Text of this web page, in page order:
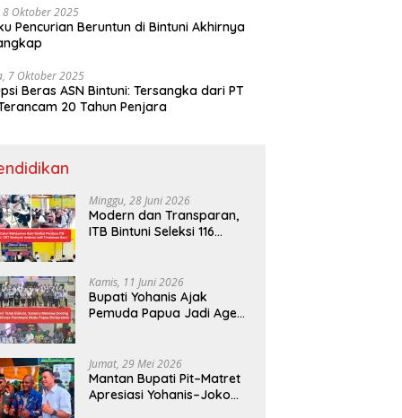
8 Oktober 2025
Pencurian Beruntun di Bintuni Akhirnya
7 Oktober 2025
Beras ASN Bintuni: Tersangka dari PT
20 Tahun Penjara
Minggu, 28 Juni 2026
Modern dan Transparan,
ITB Bintuni Seleksi 116
Kamis, 11 Juni 2026
Bupati Yohanis Ajak
Pemuda Papua Jadi Agen
Jumat, 29 Mei 2026
Mantan Bupati Pit–Matret
Apresiasi Yohanis–Joko